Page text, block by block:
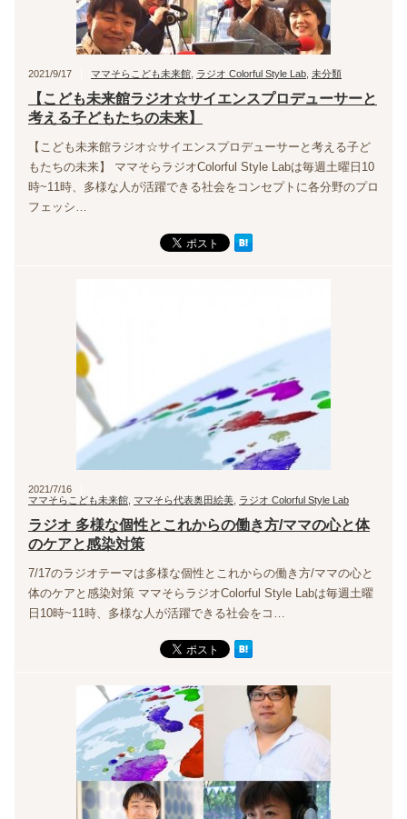
2021/9/17 ママそらこども未来館 ラジオ Colorful Style Lab 未分類
【こども未来館ラジオ☆サイエンスプロデューサーと
考える子どもたちの未来】
【こども未来館ラジオ☆サイエンスプロデューサーと考える子ど
もたちの未来】 ママそらラジオColorful Style Labは毎週土曜日10
時~11時、多様な人が活躍できる社会をコンセプトに各分野のプロ
フェッシ…
2021/7/16
ママそらこども未来館 ママそら代表奥田絵美 ラジオ Colorful Style Lab
ラジオ 多様な個性とこれからの働き方/ママの心と体
のケアと感染対策
7/17のラジオテーマは多様な個性とこれからの働き方/ママの心と
体のケアと感染対策 ママそらラジオColorful Style Labは毎週土曜
日10時~11時、多様な人が活躍できる社会をコ…